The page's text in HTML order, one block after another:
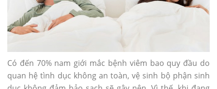
Có đến 70% nam giới mắc bệnh viêm bao quy đầu do
quan hệ tình dục không an toàn, vệ sinh bộ phận sinh